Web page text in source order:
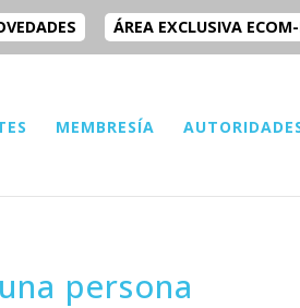
ÁREA EXCLUSIVA
MEMBRESÍA
persona